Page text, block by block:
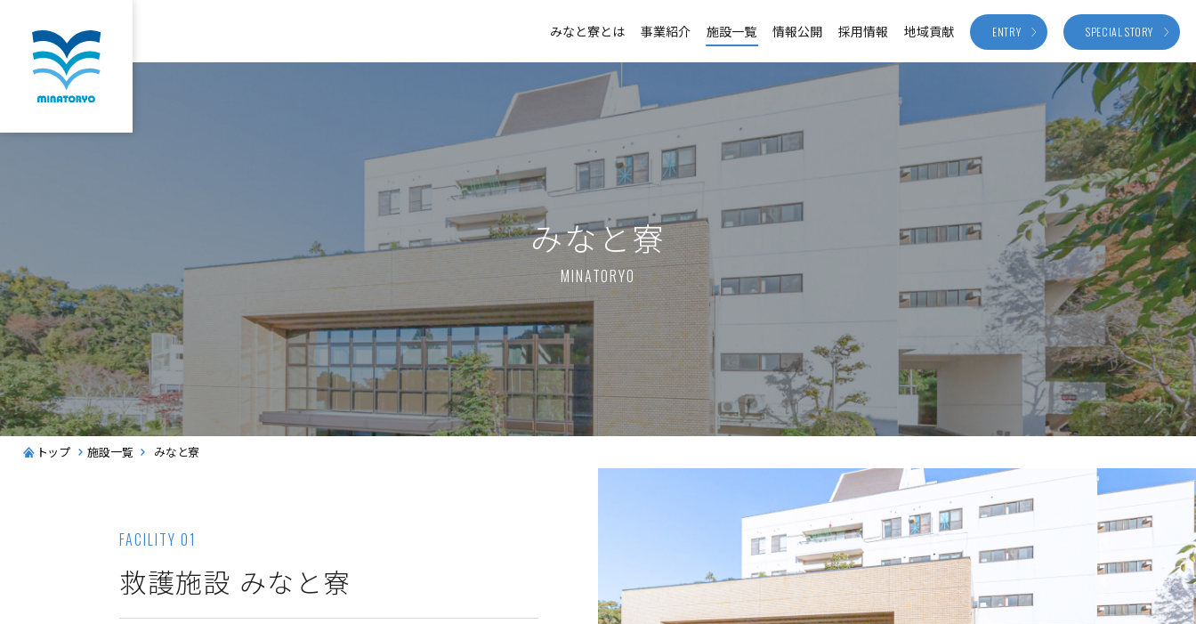
みなと寮とは 事業紹介 施設一覧 情報公開 採用情報 地域貢献 ENTRY SPECIAL STORY
みなと寮
MINATORYO
トップ 施設一覧 みなと寮
FACILITY 01
救護施設 みなと寮